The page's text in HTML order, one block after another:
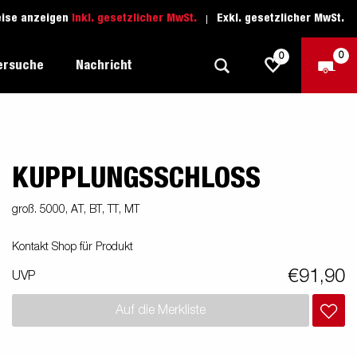
anzeigen Inkl. gesetzlicher MwSt. Exkl. gesetzlicher MwSt.
Freizeit-Anhänger
Boots-Anhänger
Wassersport-Anhänger
Anhänger für Unternehmer
Fahrschule
Ersatzteile
1205 Limited Edition
Nachricht
0 0
KUPPLUNGSSCHLOSS
groß. 5000, AT, BT, TT, MT
Kontakt Shop für Produkt
UVP €91,90
Auf die Merkliste